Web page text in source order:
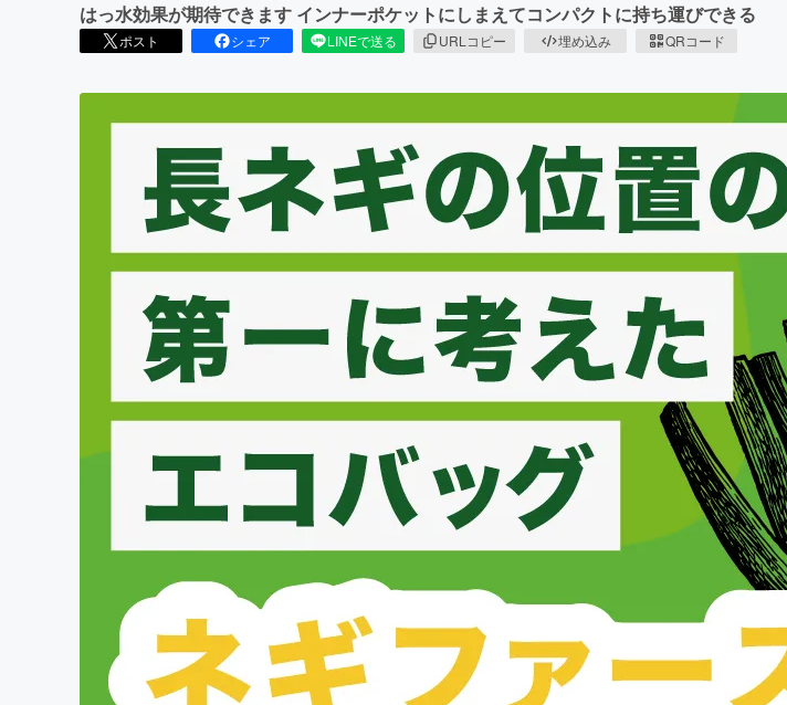
はっ水効果が期待できます インナーポケットにしまえてコンパクトに持ち運びできる
ポスト シェア LINEで送る URLコピー 埋め込み QRコード